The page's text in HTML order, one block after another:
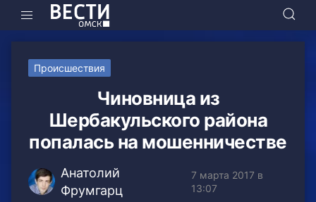
Происшествия
Чиновница из
Шербакульского района
попалась на мошенничестве
Анатолий
Фрумгарц
7 марта 2017 в
13:07